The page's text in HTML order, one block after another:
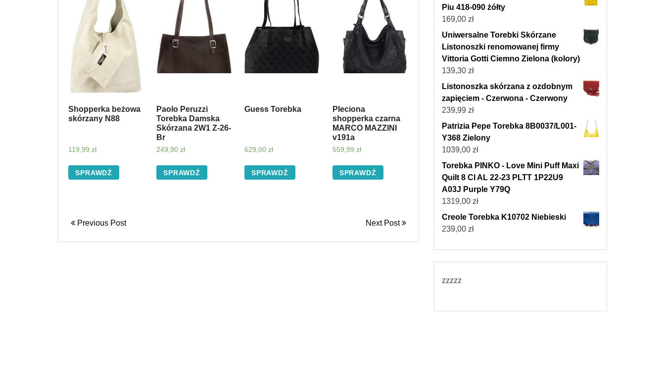
Shopperka beżowa
skórzany N88
119,99 zł
SPRAWDŹ
Paolo Peruzzi
Torebka Damska
Skórzana 2W1 Z-26-
Br
249,90 zł
SPRAWDŹ
Guess Torebka
629,00 zł
SPRAWDŹ
Pleciona
shopperka czarna
MARCO MAZZINI
v191a
559,99 zł
SPRAWDŹ
Previous Post Next Post
Piu 418-090 żółty
169,00 zł
Uniwersalne Torebki Skórzane
Listonoszki renomowanej firmy
Vittoria Gotti Ciemno Zielona (kolory)
139,30 zł
Listonoszka skórzana z ozdobnym
zapięciem - Czerwona - Czerwony
239,99 zł
Patrizia Pepe Torebka 8B0037/L001-
Y368 Zielony
1039,00 zł
Torebka PINKO - Love Mini Puff Maxi
Quilt 8 Cl AL 22-23 PLTT 1P22U9
A03J Purple Y79Q
1319,00 zł
Creole Torebka K10702 Niebieski
239,00 zł
zzzzz